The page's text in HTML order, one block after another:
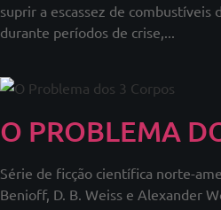
suprir a escassez de combustíveis
durante períodos de crise,...
O PROBLEMA
Série de ficção científica norte-
Benioff, D. B. Weiss e Alexander